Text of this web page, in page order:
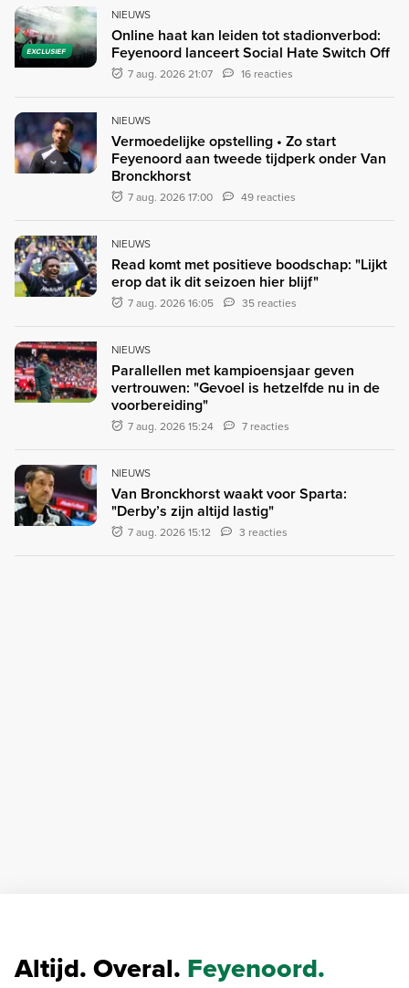
EXCLUSIEF
NIEUWS
Online haat kan leiden tot stadionverbod:
Feyenoord lanceert Social Hate Switch Off
7 aug. 2026 21:07 16 reacties
NIEUWS
Vermoedelijke opstelling • Zo start
Feyenoord aan tweede tijdperk onder Van
Bronckhorst
7 aug. 2026 17:00 49 reacties
NIEUWS
Read komt met positieve boodschap: "Lijkt
erop dat ik dit seizoen hier blijf"
7 aug. 2026 16:05 35 reacties
NIEUWS
Parallellen met kampioensjaar geven
vertrouwen: "Gevoel is hetzelfde nu in de
voorbereiding"
7 aug. 2026 15:24 7 reacties
NIEUWS
Van Bronckhorst waakt voor Sparta:
"Derby’s zijn altijd lastig"
7 aug. 2026 15:12 3 reacties
Altijd. Overal. Feyenoord.